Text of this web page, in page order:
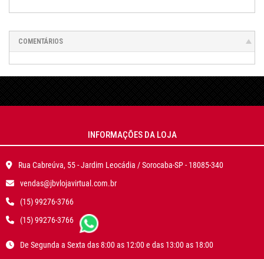
COMENTÁRIOS
INFORMAÇÕES DA LOJA
Rua Cabreúva, 55 - Jardim Leocádia / Sorocaba-SP - 18085-340
vendas@jbvlojavirtual.com.br
(15) 99276-3766
(15) 99276-3766
De Segunda a Sexta das 8:00 as 12:00 e das 13:00 as 18:00